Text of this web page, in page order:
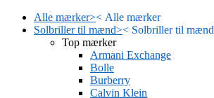
Alle mærker>< Alle mærker
Solbriller til mænd>< Solbriller til mænd
Top mærker
Armani Exchange
Bolle
Burberry
Calvin Klein